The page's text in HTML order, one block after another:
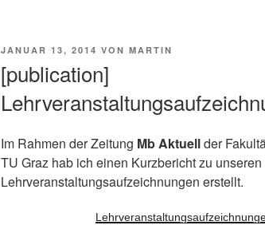
VERÖFFENTLICHT
JANUAR 13, 2014 VON MARTIN
[publication]
Im Rahmen der Zeitung Mb Aktuellder
TU Graz hab ich einen Kurzbericht zu unseren
Lehrveranstaltungsaufzeichnungen erstellt.